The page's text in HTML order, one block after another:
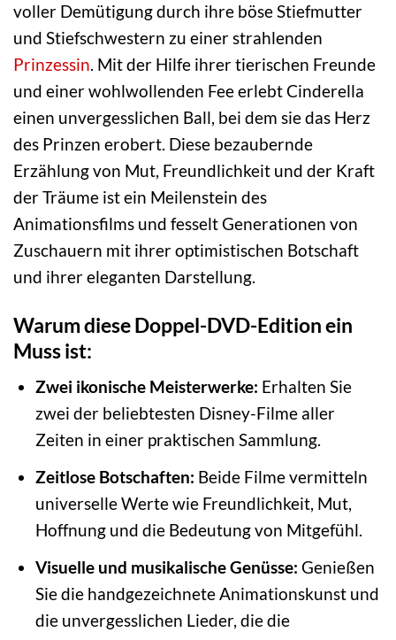
voller Demütigung durch ihre böse Stiefmutter
und Stiefschwestern zu einer strahlenden
Prinzessin. Mit der Hilfe ihrer tierischen Freunde
und einer wohlwollenden Fee erlebt Cinderella
einen unvergesslichen Ball, bei dem sie das Herz
des Prinzen erobert. Diese bezaubernde
Erzählung von Mut, Freundlichkeit und der Kraft
der Träume ist ein Meilenstein des
Animationsfilms und fesselt Generationen von
Zuschauern mit ihrer optimistischen Botschaft
und ihrer eleganten Darstellung.
Warum diese Doppel-DVD-Edition ein
Muss ist:
Zwei ikonische Meisterwerke: Erhalten Sie
zwei der beliebtesten Disney-Filme aller
Zeiten in einer praktischen Sammlung.
Zeitlose Botschaften: Beide Filme vermitteln
universelle Werte wie Freundlichkeit, Mut,
Hoffnung und die Bedeutung von Mitgefühl.
Visuelle und musikalische Genüsse: Genießen
Sie die handgezeichnete Animationskunst und
die unvergesslichen Lieder, die die